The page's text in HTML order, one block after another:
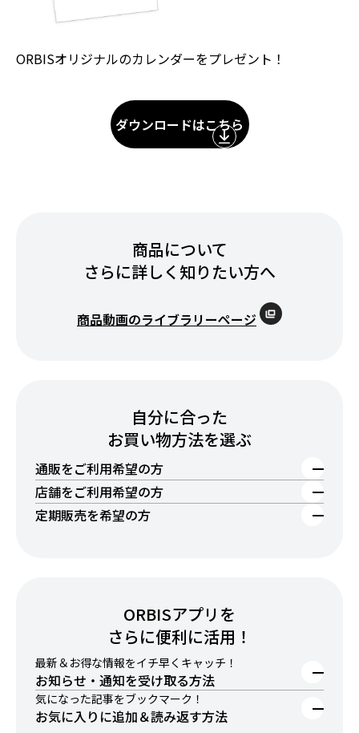
ORBISオリジナルのカレンダーをプレゼント！
ダウンロードはこちら
商品について
さらに詳しく知りたい方へ
商品動画のライブラリーページ
自分に合った
お買い物方法を選ぶ
通販をご利用希望の方
早速お買い物をする
オンラインカウンセリングはこちら
店舗をご利用希望の方
実際に商品を手に取って試したい方やお肌悩みなど相談
したい方は店舗がおすすめ。店舗限定のキャンペーンも
定期販売を希望の方
ORBISアプリを
さらに便利に活用！
最新＆お得な情報をイチ早くキャッチ！
お知らせ・通知を受け取る方法
スマートフォンの「設定」から「通知」を選択します。
画面をスクロールして「ORBIS」のアプリを選択しま
気になった記事をブックマーク！
お気に入りに追加＆読み返す方法